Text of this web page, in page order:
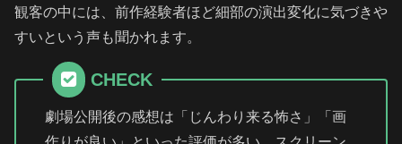
観客の中には、前作経験者ほど細部の演出変化に気づきや
すいという声も聞かれます。
CHECK
劇場公開後の感想は「じんわり来る怖さ」「画